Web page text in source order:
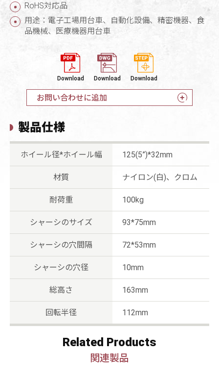
RoHS対応品
用途：電子工場用台車、自動化設備、精密機器、食
品機械、医療機器用台車
Download Download Download
お問い合わせに追加
製品仕様
ホイール径*ホイール幅 125(5”)*32mm
材質 ナイロン(白)、クロム
耐荷重 100kg
シャーシのサイズ 93*75mm
シャーシの穴間隔 72*53mm
シャーシの穴径 10mm
総高さ 163mm
回転半径 112mm
Related Products
関連製品